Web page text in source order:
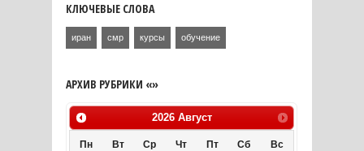
КЛЮЧЕВЫЕ СЛОВА
иран смр курсы обучение
АРХИВ РУБРИКИ «»
2026 Август
Пн Вт Ср Чт Пт Сб Вс